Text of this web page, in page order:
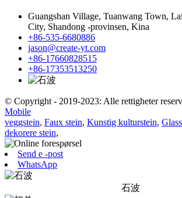
Guangshan Village, Tuanwang Town,
City, Shandong -provinsen, Kina
+86-535-6680886
jason@create-yt.com
+86-17660828515
+86-17353513250
© Copyright - 2019-2023: Alle rettigheter
Mobile
veggstein, Faux stein, Kunstig kulturstein,
dekorere stein,
Send e -post
WhatsApp
石波